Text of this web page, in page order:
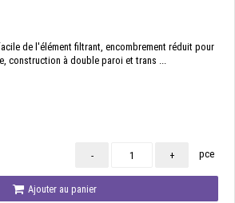
de l'élément filtrant, encombrement réduit pour
construction à double paroi et trans ...
- + pce
Ajouter au panier